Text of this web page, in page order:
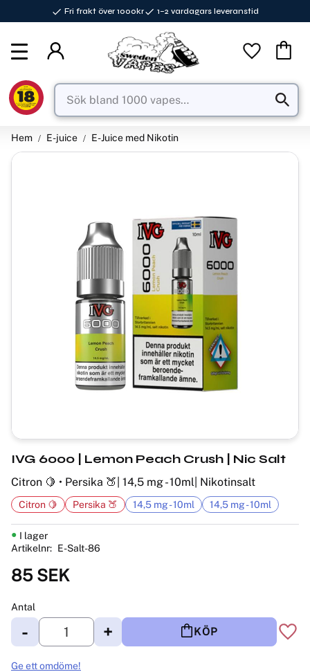
Fri frakt över 1000kr 1–2 vardagars leveranstid
Favoriter
Hem E-juice E-Juice med Nikotin
IVG 6000 | Lemon Peach Crush | Nic Salt
Citron 🍋 • Persika 🍑| 14,5 mg - 10ml| Nikotinsalt
85SEK
Antal
+
- KÖP
I lager
Artikelnr
E-Salt-86
Citron 🍋 Persika 🍑 14,5 mg - 10ml 14,5 mg - 10ml
Ge ett omdöme!